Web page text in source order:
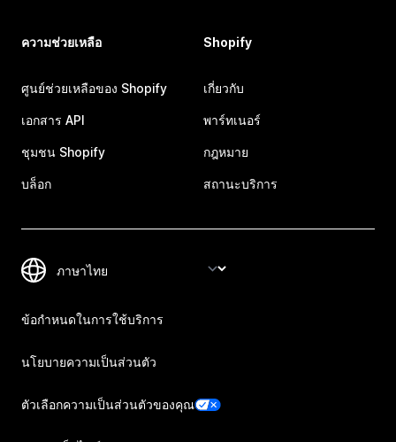
ความช่วยเหลือ
ศูนย์ช่วยเหลือของ Shopify
เอกสาร API
ชุมชน Shopify
บล็อก
Shopify
เกี่ยวกับ
พาร์ทเนอร์
กฎหมาย
สถานะบริการ
ข้อกำหนดในการใช้บริการ
นโยบายความเป็นส่วนตัว
ตัวเลือกความเป็นส่วนตัวของคุณ